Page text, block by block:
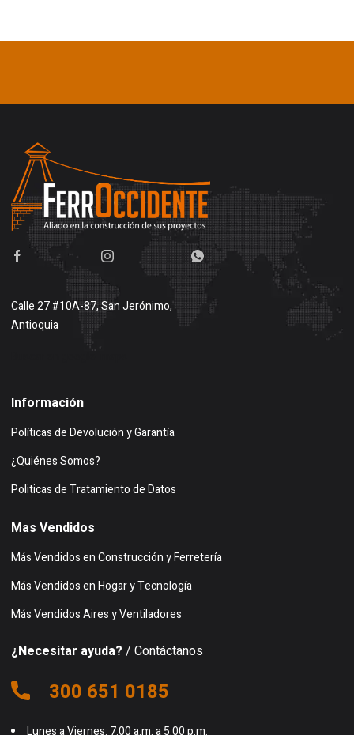
Calle 27 #10A-87, San Jerónimo,
Antioquia
Información
Políticas de Devolución y Garantía
¿Quiénes Somos?
Politicas de Tratamiento de Datos
Mas Vendidos
Más Vendidos en Construcción y Ferretería
Más Vendidos en Hogar y Tecnología
Más Vendidos Aires y Ventiladores
¿Necesitar ayuda? / Contáctanos
300 651 0185
Lunes a Viernes: 7:00 a.m. a 5:00 p.m.